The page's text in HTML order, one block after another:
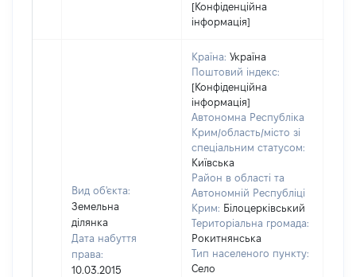
[Конфіденційна
інформація]
Вид об'єкта:
Земельна
ділянка
Дата набуття
права:
10.03.2015
Країна: Україна
Поштовий індекс:
[Конфіденційна
інформація]
Автономна Республіка
Крим/область/місто зі
спеціальним статусом:
Київська
Район в області та
Автономній Республіці
Крим: Білоцерківський
Територіальна громада:
Рокитнянська
Тип населеного пункту:
Село